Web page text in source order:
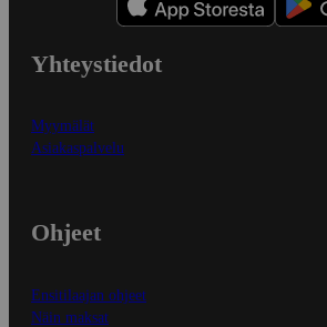
Yhteystiedot
Myymälät
Asiakaspalvelu
Ohjeet
Ensitilaajan ohjeet
Näin maksat